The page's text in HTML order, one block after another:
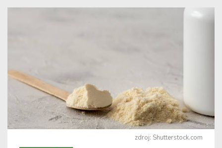
zdroj: Shutterstock.com